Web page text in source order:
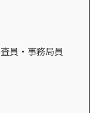
員・事務局員